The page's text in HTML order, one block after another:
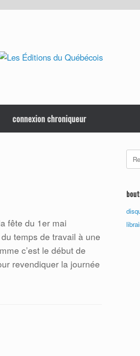
connexion chroniqueur
fête du 1er mai
temps de travail à une
c’est le début de
revendiquer la journée
for: